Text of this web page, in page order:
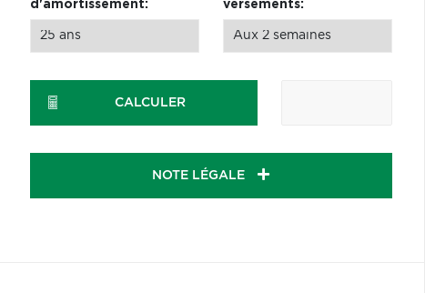
d'amortissement:
versements:
CALCULER
NOTE LÉGALE